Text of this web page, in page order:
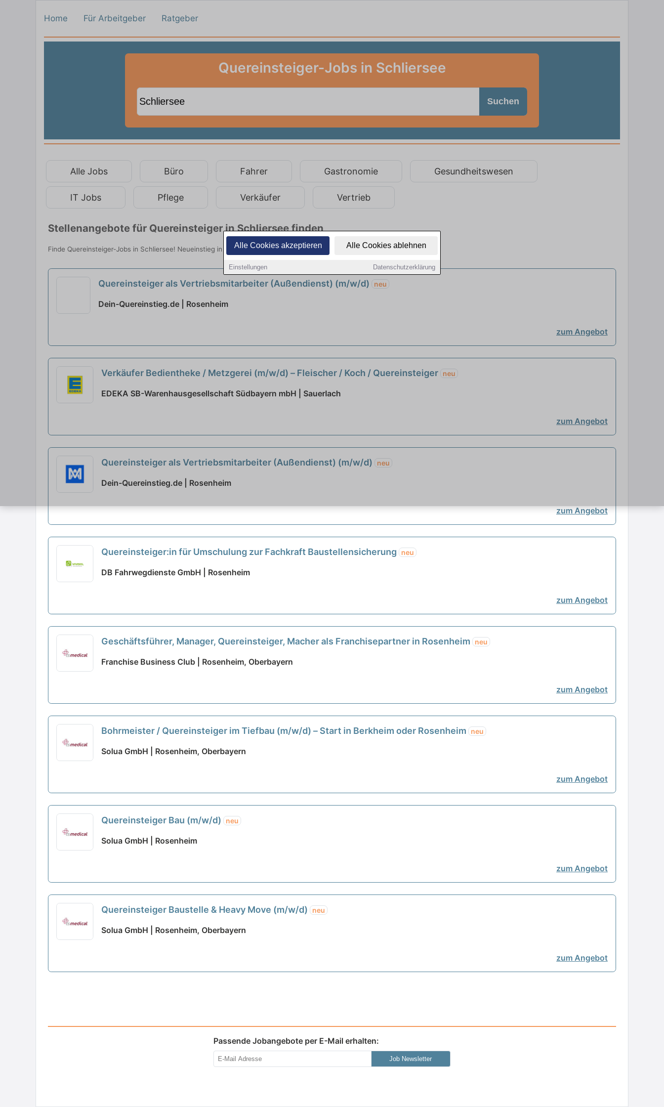
Alle Cookies akzeptieren Alle Cookies ablehnen
Einstellungen Datenschutzerklärung
Home Für Arbeitgeber Ratgeber
Quereinsteiger-Jobs in Schliersee
Suchen
Alle Jobs Büro Fahrer Gastronomie Gesundheitswesen
IT Jobs Pflege Verkäufer Vertrieb
Stellenangebote für Quereinsteiger in Schliersee finden
Finde Quereinsteiger-Jobs in Schliersee! Neueinstieg in viele Branchen. Jetzt bewerben!
Quereinsteiger als Vertriebsmitarbeiter (Außendienst) (m/w/d) neu
Dein-Quereinstieg.de | Rosenheim
zum Angebot
Verkäufer Bedientheke / Metzgerei (m/w/d) – Fleischer / Koch / Quereinsteiger neu
EDEKA SB-Warenhausgesellschaft Südbayern mbH | Sauerlach
zum Angebot
Quereinsteiger als Vertriebsmitarbeiter (Außendienst) (m/w/d) neu
Dein-Quereinstieg.de | Rosenheim
zum Angebot
Quereinsteiger:in für Umschulung zur Fachkraft Baustellensicherung neu
DB Fahrwegdienste GmbH | Rosenheim
zum Angebot
Geschäftsführer, Manager, Quereinsteiger, Macher als Franchisepartner in Rosenheim neu
Franchise Business Club | Rosenheim, Oberbayern
zum Angebot
Bohrmeister / Quereinsteiger im Tiefbau (m/w/d) – Start in Berkheim oder Rosenheim neu
Solua GmbH | Rosenheim, Oberbayern
zum Angebot
Quereinsteiger Bau (m/w/d) neu
Solua GmbH | Rosenheim
zum Angebot
Quereinsteiger Baustelle & Heavy Move (m/w/d) neu
Solua GmbH | Rosenheim, Oberbayern
zum Angebot
Passende Jobangebote per E-Mail erhalten:
Job Newsletter